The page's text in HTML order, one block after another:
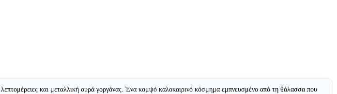
και μεταλλική ουρά γοργόνας. Ένα κομψό καλοκαιρινό κόσμημα εμπνευσμένο από τη θάλασσα που